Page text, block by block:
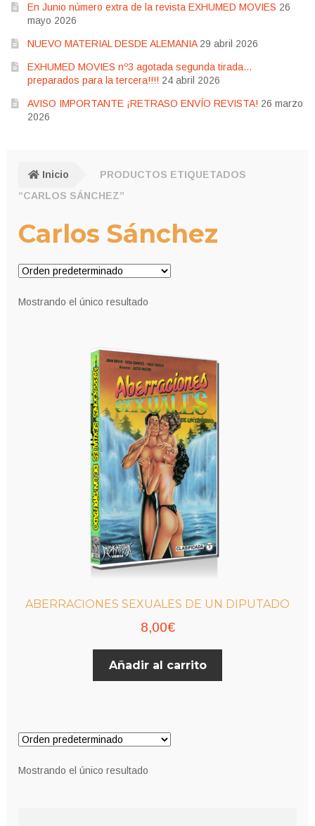
En Junio número extra de la revista EXHUMED MOVIES 26
mayo 2026
NUEVO MATERIAL DESDE ALEMANIA 29 abril 2026
EXHUMED MOVIES nº3 agotada segunda tirada…
preparados para la tercera!!!! 24 abril 2026
AVISO IMPORTANTE ¡RETRASO ENVÍO REVISTA! 26 marzo
2026
Inicio
PRODUCTOS ETIQUETADOS
“CARLOS SÁNCHEZ”
Carlos Sánchez
Mostrando el único resultado
ABERRACIONES SEXUALES DE UN DIPUTADO
8,00€
Añadir al carrito
Mostrando el único resultado